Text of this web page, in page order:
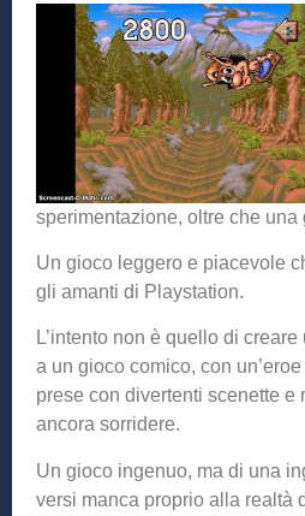
sperimentazione, oltre che una
Un gioco leggero e piacevole
gli amanti di Playstation.
L’intento non è quello di
a un gioco comico, con
prese con divertenti scenette e
ancora sorridere.
Un gioco ingenuo, ma di una
versi manca proprio alla realtà